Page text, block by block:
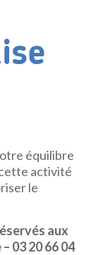
équilibre
activité
le
aux
03 20 66 04